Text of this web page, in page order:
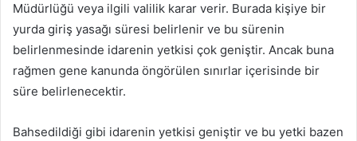
Müdürlüğü veya ilgili valilik karar verir. Burada kişiye bir
yurda giriş yasağı süresi belirlenir ve bu sürenin
belirlenmesinde idarenin yetkisi çok geniştir. Ancak buna
rağmen gene kanunda öngörülen sınırlar içerisinde bir
süre belirlenecektir.
Bahsedildiği gibi idarenin yetkisi geniştir ve bu yetki bazen